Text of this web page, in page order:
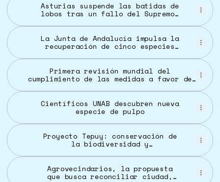
Asturias suspende las batidas de
lobos tras un fallo del Supremo,
Clima y Medio Ambiente | EL PAÍS
La Junta de Andalucía impulsa la
recuperación de cinco especies
montañas de Andalucía
Primera revisión mundial del
cumplimiento de las medidas a favor de
Científicos UNAB descubren nueva
especie de pulpo
Proyecto Tepuy: conservación de
la biodiversidad y
tepuyes orientales de Venezuela
| Programa De Las Naciones
Unidas Para El Desarrollo
Agrovecindarios, la propuesta
que busca reconciliar ciudad,